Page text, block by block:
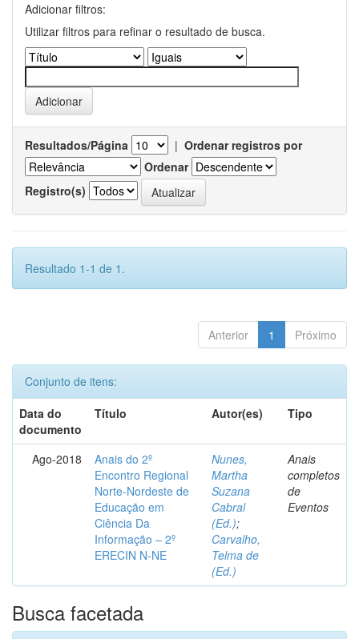
Adicionar filtros:
Utilizar filtros para refinar o resultado de busca.
Resultados/Página | Ordenar registros por
Ordenar
Registro(s)
Resultado 1-1 de 1.
Anterior 1 Próximo
Conjunto de itens:
Data do
documento
Título Autor(es) Tipo
Ago-2018
Anais do 2º
Encontro Regional
Norte-Nordeste de
Educação em
Ciência Da
Informação – 2º
ERECIN N-NE
Nunes,
Martha
Suzana
Cabral
(Ed.);
Carvalho,
Telma de
(Ed.)
Anais
completos
de
Eventos
Busca facetada